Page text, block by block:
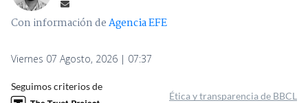
Con información deAgencia EFE
Viernes 07 Agosto, 2026 | 07:37
Seguimos criterios de
Ética y transparencia de BBCL